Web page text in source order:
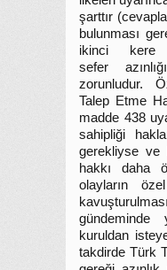
şarttır
bulunması
ikinci kere
sefer
zorunludur.
Talep Etme
madde 438
sahipliği
gerekliyse ve
hakkı daha
olayların
kuruldan
takdirde Türk